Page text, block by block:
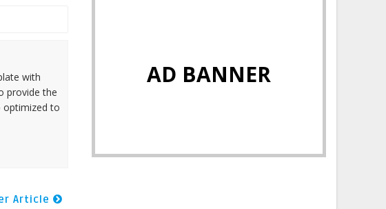
with
provide the
optimized to
Article
AD BANNER